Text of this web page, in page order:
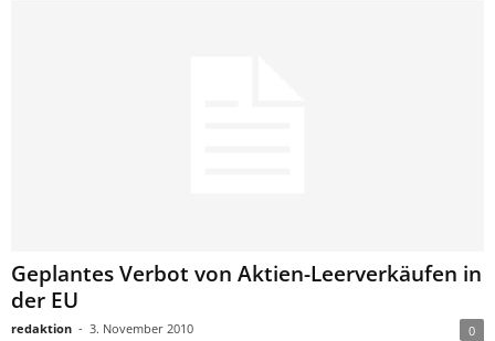
Geplantes Verbot von Aktien-Leerverkäufen in
der EU
redaktion - 3. November 2010 0